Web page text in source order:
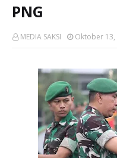
PNG
MEDIA SAKSI Oktober 13,